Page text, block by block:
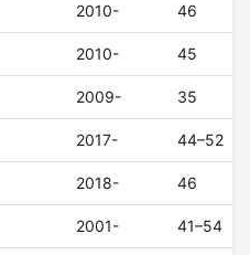
2010- 46
2010- 45
2009- 35
2017- 44–52
2018- 46
2001- 41–54